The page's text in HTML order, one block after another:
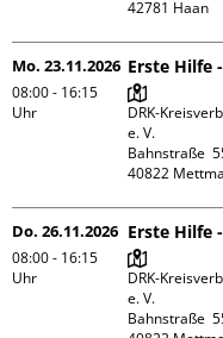
Mo. 23.11.2026
08:00 - 16:15
Uhr
Erste Hilfe
DRK-
e. V.
Bahnstraße
Do. 26.11.2026
08:00 - 16:15
Uhr
Erste Hilfe
DRK-
e. V.
Bahnstraße